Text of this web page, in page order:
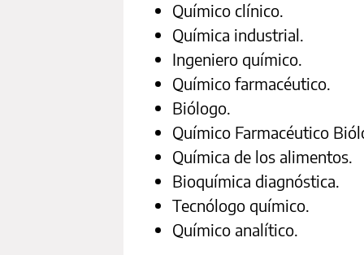
Químico clínico.
Química industrial.
Ingeniero químico.
Químico farmacéutico.
Biólogo.
Químico Farmacéutico
Química de los alimentos.
Bioquímica diagnóstica.
Tecnólogo químico.
Químico analítico.